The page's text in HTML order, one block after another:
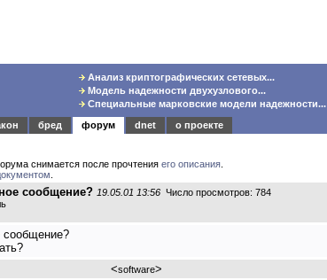
Анализ криптографических сетевых...
Модель надежности двухузлового...
Специальные марковские модели надежности...
бред форум dnet
о проекте
снимается после прочтения его описания
сообщение? 19.05.01 13:56 Число просмотров: 784
сообщение?
<software>